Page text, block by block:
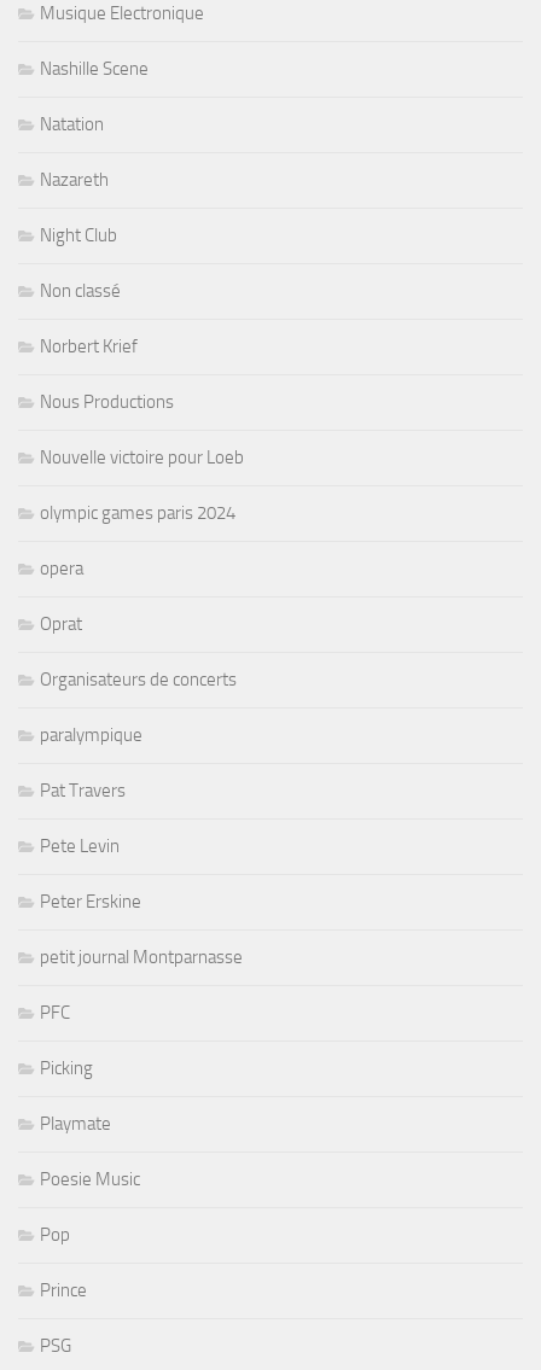
Musique Electronique
Nashille Scene
Natation
Nazareth
Night Club
Non classé
Norbert Krief
Nous Productions
Nouvelle victoire pour Loeb
olympic games paris 2024
opera
Oprat
Organisateurs de concerts
paralympique
Pat Travers
Pete Levin
Peter Erskine
petit journal Montparnasse
PFC
Picking
Playmate
Poesie Music
Pop
Prince
PSG